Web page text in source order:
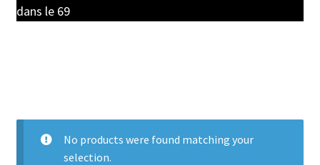
dans le 69
No products were found matching your
selection.